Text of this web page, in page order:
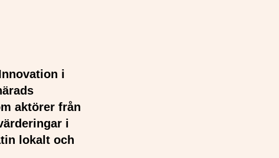
i
aktörer från
i
lokalt och